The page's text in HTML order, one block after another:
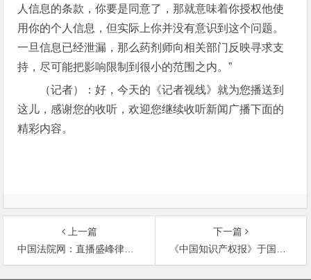
人信息的条款，你要是同意了，那就意味着你授权他使
用你的个人信息，但实际上你并没有意识到这个问题。
一旦信息已经泄漏，那么药剂师向相关部门反映寻求支
持，尽可能把影响限制到很小的范围之内。”
（记者）：好，今天的《记者视线》就为您播送到
这儿，感谢您的收听，欢迎您继续收听新闻广播下面的
精彩内容。
上一篇
中国法院网：直播盛峰律师事务所代理的网络纠纷案件
下一篇
《中国知识产权报》于国富律师：域名抢注争议不断 专家献策